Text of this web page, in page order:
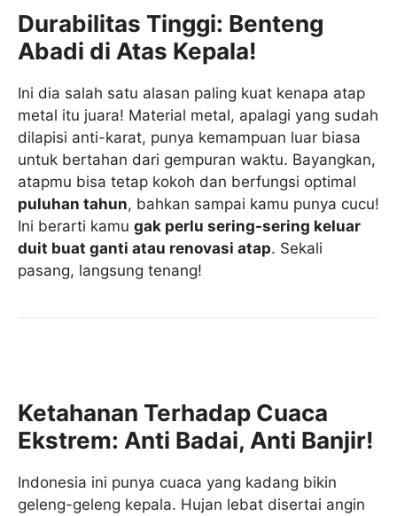
Durabilitas Tinggi: Benteng
Abadi di Atas Kepala!
Ini dia salah satu alasan paling kuat kenapa atap
metal itu juara! Material metal, apalagi yang sudah
dilapisi anti-karat, punya kemampuan luar biasa
untuk bertahan dari gempuran waktu. Bayangkan,
atapmu bisa tetap kokoh dan berfungsi optimal
puluhan tahun, bahkan sampai kamu punya cucu!
Ini berarti kamu gak perlu sering-sering keluar
duit buat ganti atau renovasi atap. Sekali
pasang, langsung tenang!
Ketahanan Terhadap Cuaca
Ekstrem: Anti Badai, Anti Banjir!
Indonesia ini punya cuaca yang kadang bikin
geleng-geleng kepala. Hujan lebat disertai angin